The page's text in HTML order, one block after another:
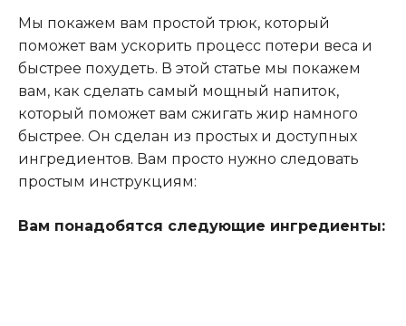
Мы покажем вам простой трюк, который
поможет вам ускорить процесс потери веса и
быстрее похудеть. В этой статье мы покажем
вам, как сделать самый мощный напиток,
который поможет вам сжигать жир намного
быстрее. Он сделан из простых и доступных
ингредиентов. Вам просто нужно следовать
простым инструкциям:
Вам понадобятся следующие ингредиенты: